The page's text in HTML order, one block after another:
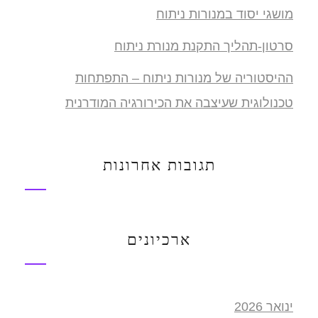
מושגי יסוד במנורות ניתוח
סרטון-תהליך התקנת מנורת ניתוח
ההיסטוריה של מנורות ניתוח – התפתחות
טכנולוגית שעיצבה את הכירורגיה המודרנית
תגובות אחרונות
ארכיונים
ינואר 2026